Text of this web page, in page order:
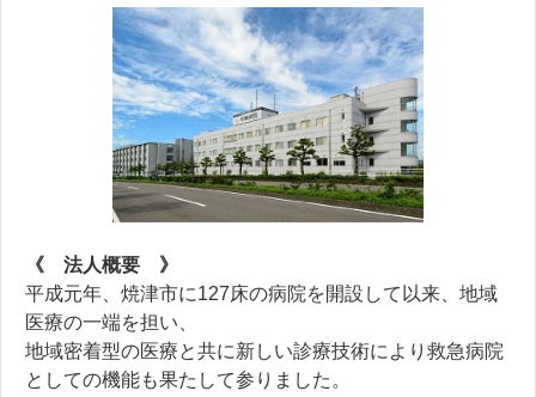
《 法人概要 》
平成元年、焼津市に127床の病院を開設して以来、地域
医療の一端を担い、
地域密着型の医療と共に新しい診療技術により救急病院
としての機能も果たして参りました。